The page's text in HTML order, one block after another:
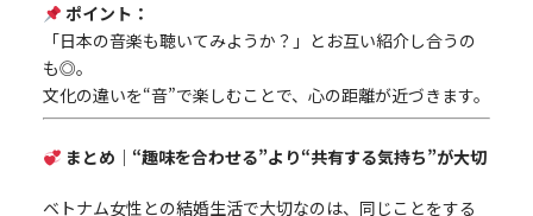
ポイント：
「日本の音楽も聴いてみようか？」とお互い紹介し合うの
も◎。
文化の違いを“音”で楽しむことで、心の距離が近づきます。
まとめ｜“趣味を合わせる”より“共有する気持ち”が大切
ベトナム女性との結婚生活で大切なのは、同じことをする